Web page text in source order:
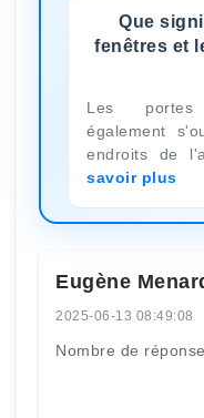
Que
fenêtres et
Les portes
également
endroits de
savoir plus
Eugène
2025-06-13 08:49:08
Nombre de